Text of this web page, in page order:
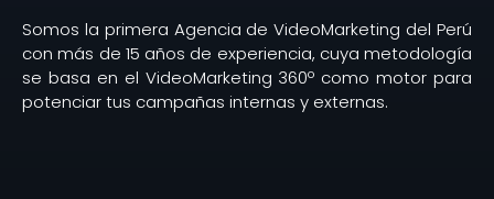
Somos la primera Agencia de VideoMarketing del Perú
con más de 15 años de experiencia, cuya metodología
se basa en el VideoMarketing 360º como motor para
potenciar tus campañas internas y externas.